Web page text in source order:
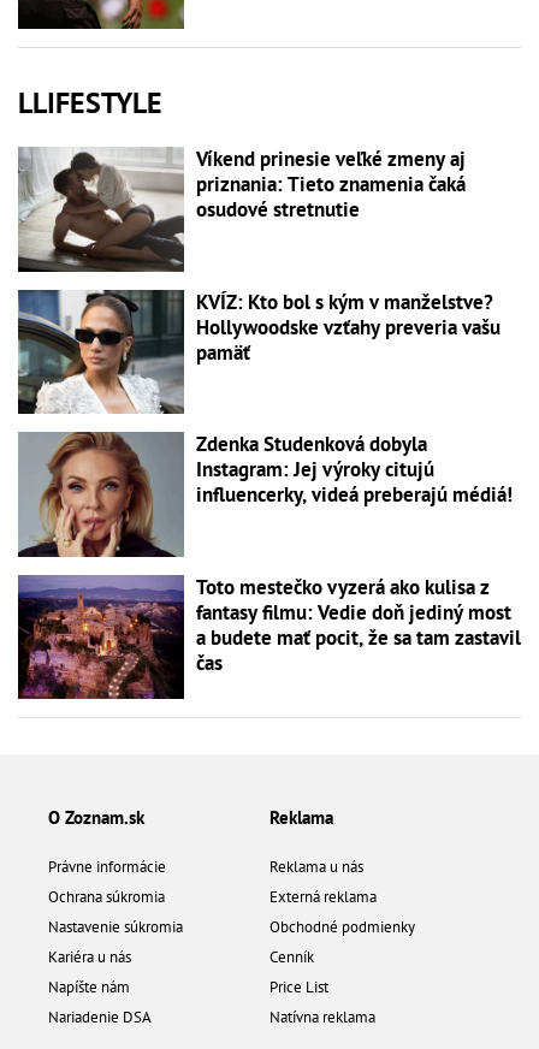
LLIFESTYLE
Víkend prinesie veľké zmeny aj
priznania: Tieto znamenia čaká
osudové stretnutie
KVÍZ: Kto bol s kým v manželstve?
Hollywoodske vzťahy preveria vašu
pamäť
Zdenka Studenková dobyla
Instagram: Jej výroky citujú
influencerky, videá preberajú médiá!
Toto mestečko vyzerá ako kulisa z
fantasy filmu: Vedie doň jediný most
a budete mať pocit, že sa tam zastavil
čas
O Zoznam.sk
Právne informácie
Ochrana súkromia
Nastavenie súkromia
Kariéra u nás
Napíšte nám
Nariadenie DSA
Reklama
Reklama u nás
Externá reklama
Obchodné podmienky
Cenník
Price List
Natívna reklama